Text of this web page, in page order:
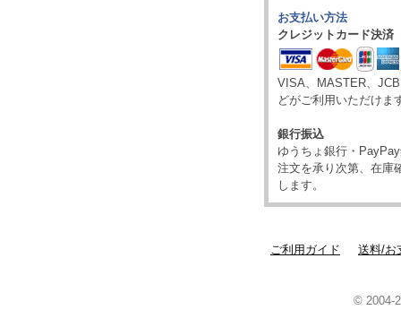
お支払い方法
クレジットカード決済
VISA、MASTER、
どがご利用いただけま
銀行振込
ゆうちょ銀行・
注文を承り次第、在庫
します。
ご利用ガイド 送料/お
© 2004-